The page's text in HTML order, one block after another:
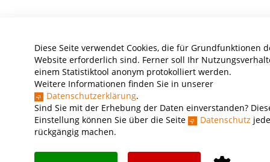
Diese Seite verwendet Cookies, die für Grundfunktionen
Website erforderlich sind. Ferner soll Ihr
einem Statistiktool anonym protokolliert werden.
Weitere Informationen finden Sie in unserer
Datenschutzerklärung.
Sind Sie mit der Erhebung der Daten einverstanden?
Einstellung können Sie über die Seite
Datenschutz
rückgängig machen.